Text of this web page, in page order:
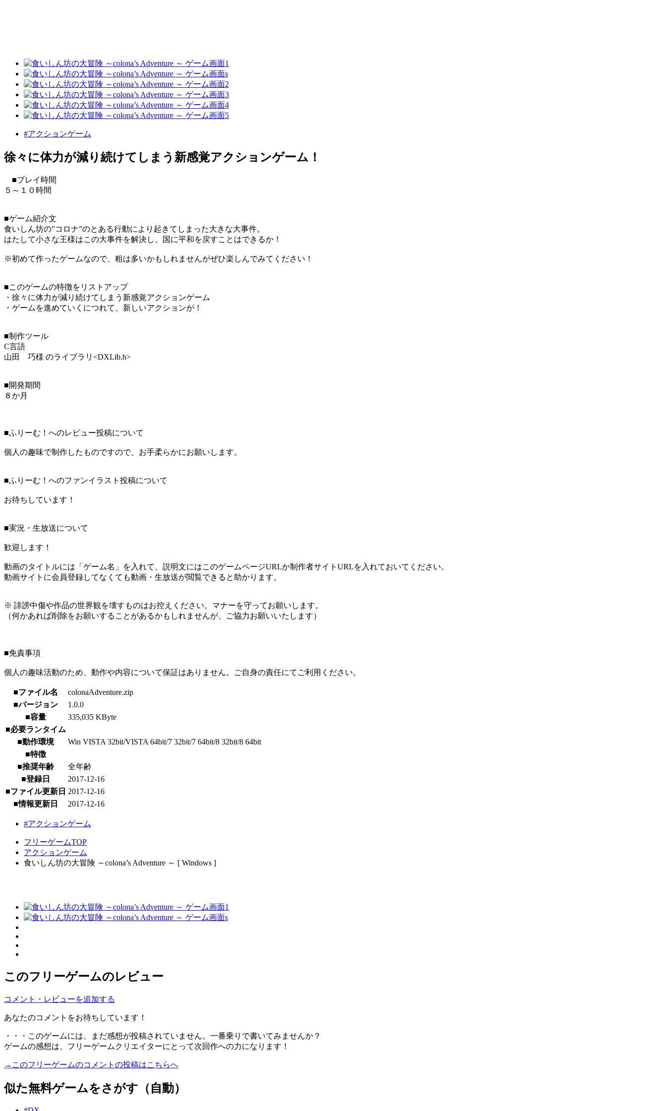
#アクションゲーム
徐々に体力が減り続けてしまう新感覚アクションゲーム！
■プレイ時間
５～１０時間
■ゲーム紹介文
食いしん坊の”コロナ”のとある行動により起きてしまった大きな大事件。
はたして小さな王様はこの大事件を解決し、国に平和を戻すことはできるか！
※初めて作ったゲームなので、粗は多いかもしれませんがぜひ楽しんでみてください！
■このゲームの特徴をリストアップ
・徐々に体力が減り続けてしまう新感覚アクションゲーム
・ゲームを進めていくにつれて、新しいアクションが！
■制作ツール
C言語
山田 巧様 のライブラリ<DXLib.h>
■開発期間
８か月
■ふりーむ！へのレビュー投稿について
個人の趣味で制作したものですので、お手柔らかにお願いします。
■ふりーむ！へのファンイラスト投稿について
お待ちしています！
■実況・生放送について
歓迎します！
動画のタイトルには「ゲーム名」を入れて、説明文にはこのゲームページURLか制作者サイトURLを入れておいてください。
動画サイトに会員登録してなくても動画・生放送が閲覧できると助かります。
※ 誹謗中傷や作品の世界観を壊すものはお控えください。マナーを守ってお願いします。
（何かあれば削除をお願いすることがあるかもしれませんが、ご協力お願いいたします）
■免責事項
個人の趣味活動のため、動作や内容について保証はありません。ご自身の責任にてご利用ください。
■ファイル名
colonaAdventure.zip
■バージョン
1.0.0
■容量
335,035 KByte
■必要ランタイム
■動作環境
Win VISTA 32bit/VISTA 64bit/7 32bit/7 64bit/8 32bit/8 64bit
■特徴
■推奨年齢
全年齢
■登録日
2017-12-16
■ファイル更新日 2017-12-16
■情報更新日
2017-12-16
#アクションゲーム
フリーゲームTOP
アクションゲーム
食いしん坊の大冒険 ～colona’s Adventure ～ [ Windows ]
このフリーゲームのレビュー
コメント・レビューを追加する
あなたのコメントをお待ちしています！
・・・このゲームには、まだ感想が投稿されていません。一番乗りで書いてみませんか？
ゲームの感想は、フリーゲームクリエイターにとって次回作への力になります！
→このフリーゲームのコメントの投稿はこちらへ
似た無料ゲームをさがす（自動）